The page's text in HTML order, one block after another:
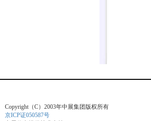
Copyright（C）2003年中展集团版权所有
京ICP证050587号